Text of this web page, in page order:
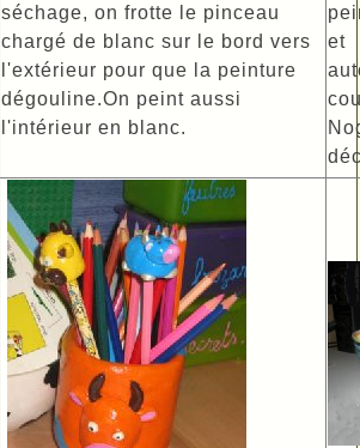
séchage, on frotte le pinceau
chargé de blanc sur le bord vers
l'extérieur pour que la peinture
dégouline.On peint aussi
l'intérieur en blanc.
et